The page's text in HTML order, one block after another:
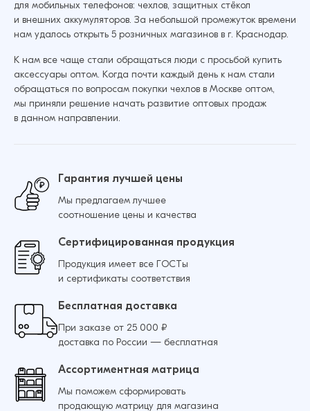
Добавить в корзину
Защитное стекло для Samsung A6 2018
Базовое (Черный)
Защитное стекло для Samsung A32 4G
Базовое (Черный)
Добавить в корзину
для мобильных телефонов: чехлов, защитных стёкол
и внешних аккумуляторов. За небольшой промежуток времени
нам удалось открыть 5 розничных магазинов в г. Краснодар.
К нам все чаще стали обращаться люди с просьбой купить
аксессуары оптом. Когда почти каждый день к нам стали
обращаться по вопросам покупки чехлов в Москве оптом,
мы приняли решение начать развитие оптовых продаж
в данном направлении.
Гарантия лучшей цены
Мы предлагаем лучшее
соотношение цены и качества
Сертифицированная продукция
Продукция имеет все ГОСТы
и сертификаты соответствия
Бесплатная доставка
При заказе от 25 000 ₽
доставка по России — бесплатная
Ассортиментная матрица
Мы поможем сформировать
продающую матрицу для магазина